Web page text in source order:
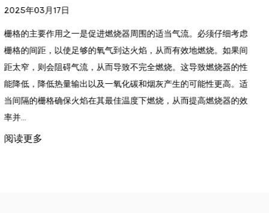
流。必须仔细考虑
效地燃烧。如果间
这导致燃烧器的性
的可能性更高。适
而提高燃烧器的效
维护相关的特定挑战。三个最常见的选项包括
决方案 铸铁锅支架 ，实用与优雅相结合。搪
似玻璃的无孔屏障，有效地将其与湿气和氧气
氧气是生锈的两个主要原因。除了其保护...
阅读更多